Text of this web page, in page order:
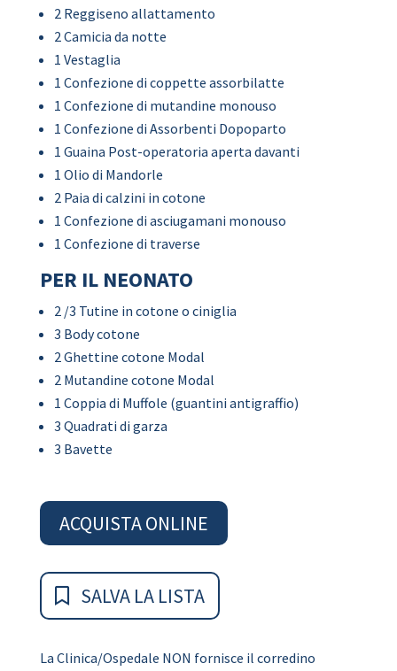
2 Reggiseno allattamento
2 Camicia da notte
1 Vestaglia
1 Confezione di coppette assorbilatte
1 Confezione di mutandine monouso
1 Confezione di Assorbenti Dopoparto
1 Guaina Post-operatoria aperta davanti
1 Olio di Mandorle
2 Paia di calzini in cotone
1 Confezione di asciugamani monouso
1 Confezione di traverse
PER IL NEONATO
2 /3 Tutine in cotone o ciniglia
3 Body cotone
2 Ghettine cotone Modal
2 Mutandine cotone Modal
1 Coppia di Muffole (guantini antigraffio)
3 Quadrati di garza
3 Bavette
ACQUISTA ONLINE
SALVA LA LISTA
La Clinica/Ospedale NON fornisce il corredino